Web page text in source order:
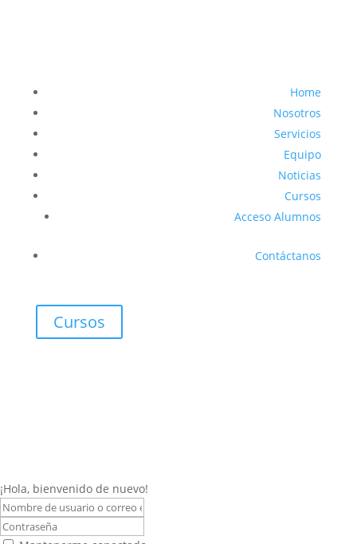
Home
Nosotros
Servicios
Equipo
Noticias
Cursos
Acceso Alumnos
Contáctanos
Cursos
¡Hola, bienvenido de nuevo!